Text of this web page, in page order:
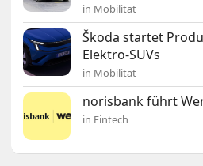
in Mobilität
Škoda startet
Elektro-SUVs
in Mobilität
norisbank führt
in Fintech